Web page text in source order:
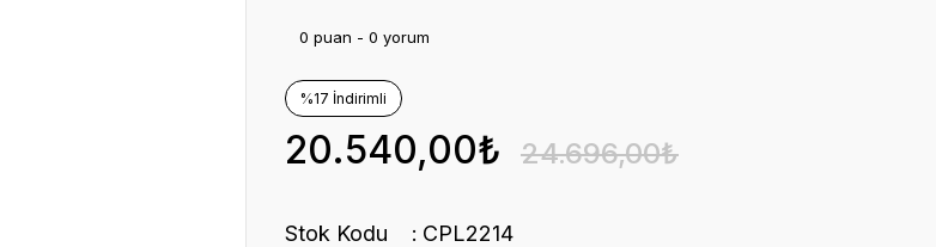
0 puan - 0 yorum
%17 İndirimli
20.540,00₺ 24.696,00₺
Stok Kodu
CPL2214